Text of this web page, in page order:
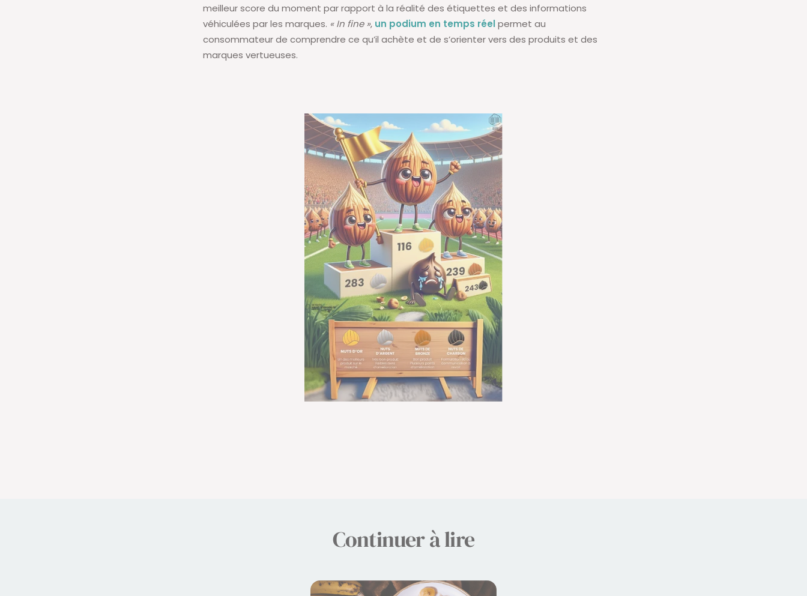
meilleur score du moment par rapport à la réalité des étiquettes et des informations
véhiculées par les marques. « In fine », un podium en temps réelpermet au
consommateur de comprendre ce qu’il achète et de s’orienter vers des produits et des
marques vertueuses.
Continuer à lire